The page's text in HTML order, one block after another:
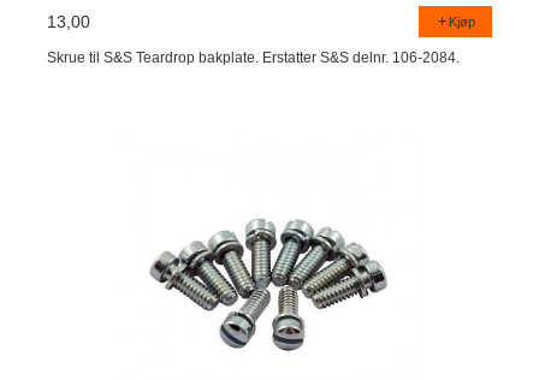
13,00 Kjøp
Skrue til S&S Teardrop bakplate. Erstatter S&S delnr. 106-2084.